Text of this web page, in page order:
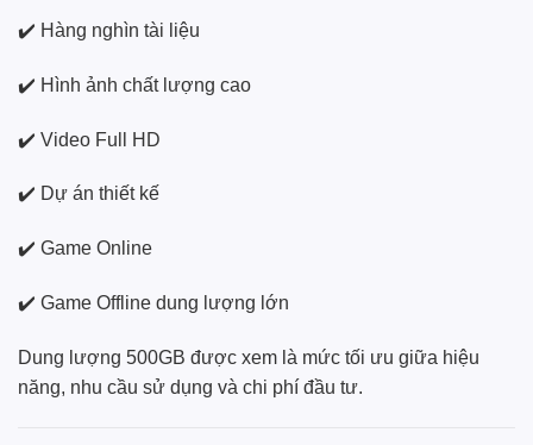
✔️ Hàng nghìn tài liệu
✔️ Hình ảnh chất lượng cao
✔️ Video Full HD
✔️ Dự án thiết kế
✔️ Game Online
✔️ Game Offline dung lượng lớn
Dung lượng 500GB được xem là mức tối ưu giữa hiệu
năng, nhu cầu sử dụng và chi phí đầu tư.